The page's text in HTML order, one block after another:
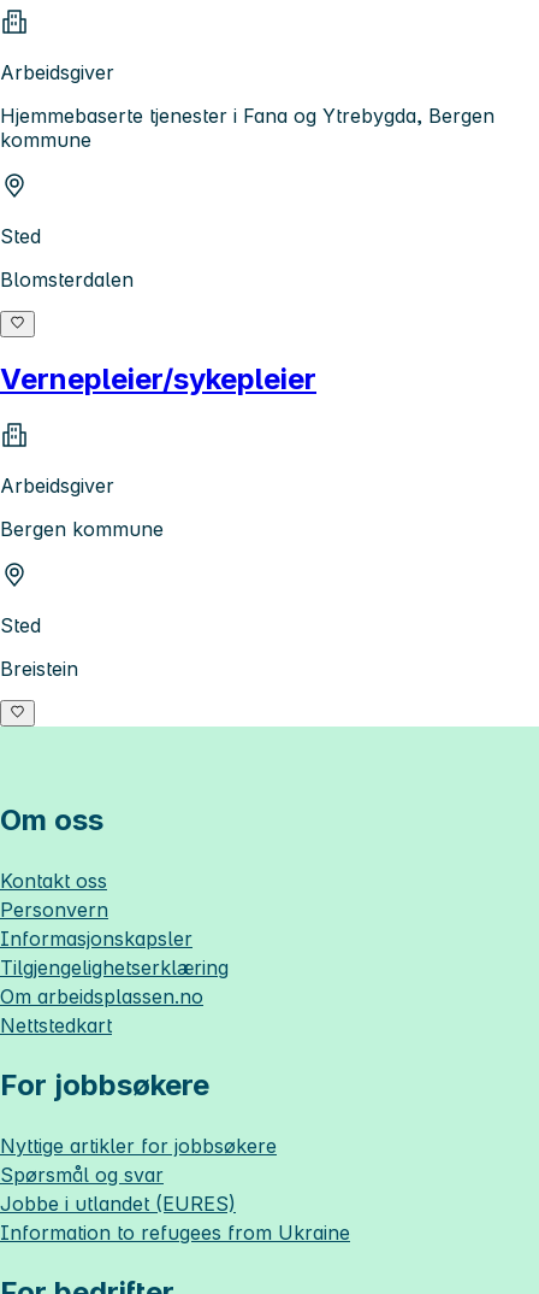
Arbeidsgiver
Hjemmebaserte tjenester i Fana og Ytrebygda, Bergen
kommune
Sted
Blomsterdalen
Vernepleier/sykepleier
Arbeidsgiver
Bergen kommune
Sted
Breistein
Om oss
Kontakt oss
Personvern
Informasjonskapsler
Tilgjengelighetserklæring
Om arbeidsplassen.no
Nettstedkart
For jobbsøkere
Nyttige artikler for jobbsøkere
Spørsmål og svar
Jobbe i utlandet (EURES)
Information to refugees from Ukraine